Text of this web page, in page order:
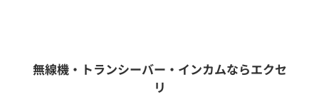
フリーワード入力(製品名等)
無線機・トランシーバー・インカムならエクセ
リ